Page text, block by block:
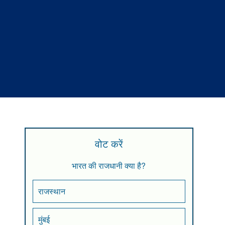
वोट करें
भारत की राजधानी क्या है?
राजस्थान
मुंबई